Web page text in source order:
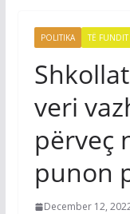
POLITIKA TË FUNDIT
veri
përveç
punon
December 12,